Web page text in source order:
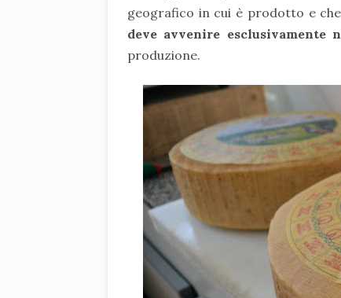
geografico in cui è prodotto e
deve avvenire esclusivamente
produzione.